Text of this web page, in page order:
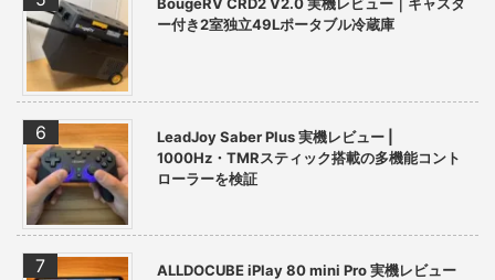
ー付き2室独立49Lポータブル冷蔵庫
LeadJoy Saber Plus 実機レビュー |
1000Hz・TMRスティック搭載の多機能コント
ローラーを検証
ALLDOCUBE iPlay 80 mini Pro 実機レビュー